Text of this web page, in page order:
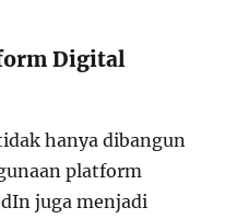
Digital
hanya dibangun
platform
juga menjadi